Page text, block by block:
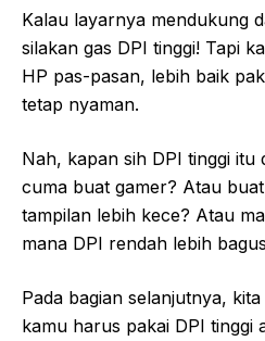
Kalau layarnya mendukung
silakan gas DPI tinggi! Tapi
HP pas-pasan, lebih baik
tetap nyaman.
Nah, kapan sih DPI tinggi
cuma buat gamer? Atau
tampilan lebih kece? Atau
mana DPI rendah lebih
Pada bagian selanjutnya,
kamu harus pakai DPI tinggi